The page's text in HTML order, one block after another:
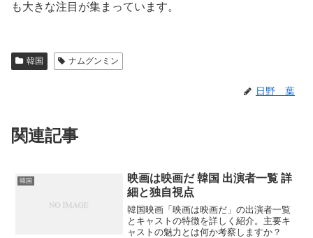
も大きな注目が集まっています。
韓国 ナムグンミン
日野 葉
関連記事
韓国
映画は映画だ 韓国 出演者一覧 詳
細と独自視点
韓国映画「映画は映画だ」の出演者一覧
とキャストの特徴を詳しく紹介。主要キ
ャストの魅力とは何か考察しますか？